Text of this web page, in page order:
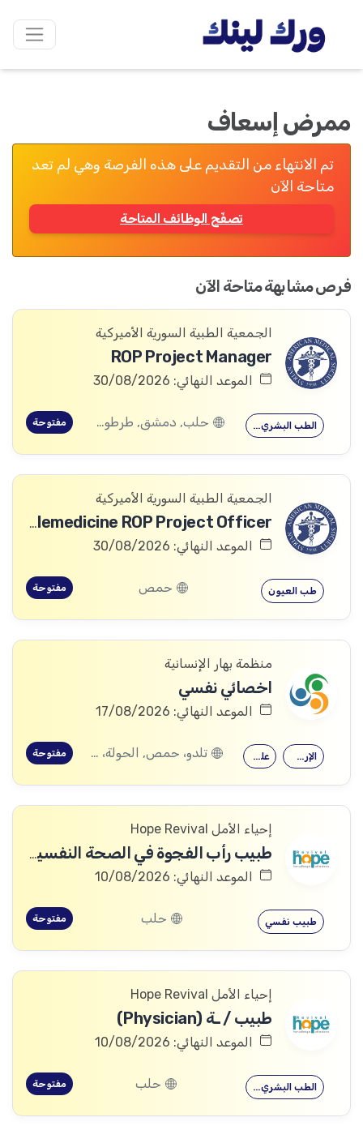
ممرض إسعاف
تم الانتهاء من التقديم على هذه الفرصة وهي لم تعد
متاحة الآن
تصفّح الوظائف المتاحة
فرص مشابهة متاحة الآن
الجمعية الطبية السورية الأميركية
ROP Project Manager
الموعد النهائي: 30/08/2026
الطب البشري… حلب, دمشق, طرطوس, ريف دمشق, ديرالزور, درعا, السويداء, إدلب, القنيطرة, اللاذقية, الرقة, حمص, الحسكة, حماة مفتوحة
الجمعية الطبية السورية الأميركية
Telemedicine ROP Project Officer
الموعد النهائي: 30/08/2026
طب العيون حمص مفتوحة
منظمة بهار الإنسانية
اخصائي نفسي
الموعد النهائي: 17/08/2026
علم النفس الإرشاد النفسي تلدو، حمص, الحولة، حمص مفتوحة
إحياء الأمل Hope Revival
طبيب رأب الفجوة في الصحة النفسية (mhGAP Doctor)
الموعد النهائي: 10/08/2026
طبيب نفسي حلب مفتوحة
إحياء الأمل Hope Revival
طبيب / ـة (Physician)
الموعد النهائي: 10/08/2026
الطب البشري… حلب مفتوحة